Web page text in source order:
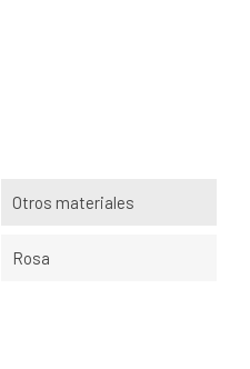
Otros materiales
Rosa